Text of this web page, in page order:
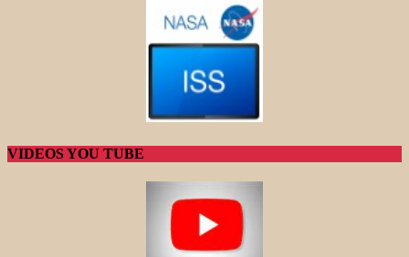
VIDEOS YOU TUBE